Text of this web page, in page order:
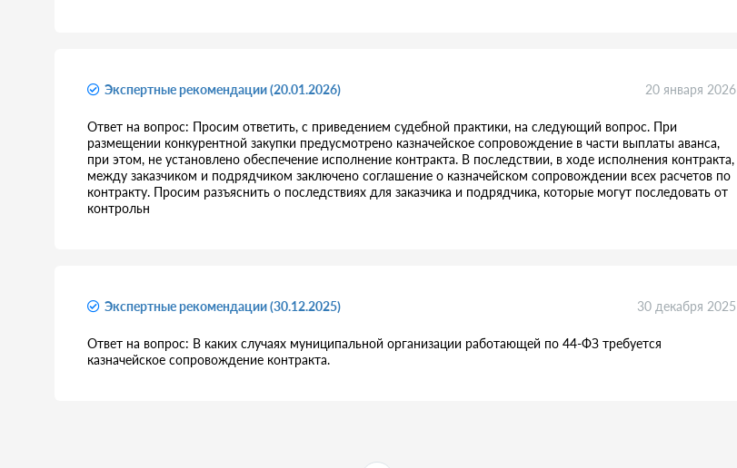
Экспертные рекомендации (20.01.2026) 20 января 2026
Ответ на вопрос: Просим ответить, с приведением судебной практики, на следующий вопрос. При
размещении конкурентной закупки предусмотрено казначейское сопровождение в части выплаты аванса,
при этом, не установлено обеспечение исполнение контракта. В последствии, в ходе исполнения контракта,
между заказчиком и подрядчиком заключено соглашение о казначейском сопровождении всех расчетов по
контракту. Просим разъяснить о последствиях для заказчика и подрядчика, которые могут последовать от
контрольн
Экспертные рекомендации (30.12.2025) 30 декабря 2025
Ответ на вопрос: В каких случаях муниципальной организации работающей по 44-ФЗ требуется
казначейское сопровождение контракта.